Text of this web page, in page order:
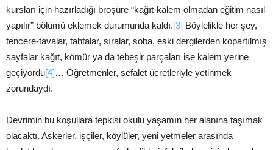
kursları için hazırladığı broşüre “kağıt-kalem olmadan eğitim nasıl
yapılır” bölümü eklemek durumunda kaldı.[3] Böylelikle her şey,
tencere-tavalar, tahtalar, sıralar, soba, eski dergilerden kopartılmış
sayfalar kağıt, kömür ya da tebeşir parçaları ise kalem yerine
geçiyordu[4]… Öğretmenler, sefalet ücretleriyle yetinmek
zorundaydı.
Devrimin bu koşullara tepkisi okulu yaşamın her alanına taşımak
olacaktı. Askerler, işçiler, köylüler, yeni yetmeler arasında